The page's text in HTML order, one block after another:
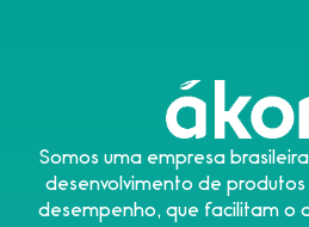
Somos uma empresa
desenvolvimento de
desempenho, que facilitam o